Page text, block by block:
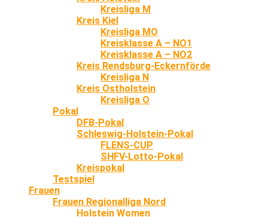
Kreisliga M
Kreis Kiel
Kreisliga MO
Kreisklasse A – NO1
Kreisklasse A – NO2
Kreis Rendsburg-Eckernförde
Kreisliga N
Kreis Ostholstein
Kreisliga O
Pokal
DFB-Pokal
Schleswig-Holstein-Pokal
FLENS-CUP
SHFV-Lotto-Pokal
Kreispokal
Testspiel
Frauen
Frauen Regionalliga Nord
Holstein Women